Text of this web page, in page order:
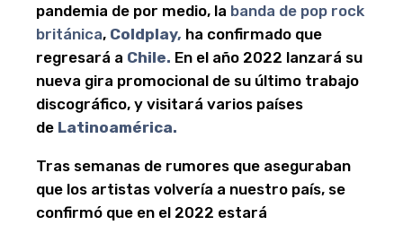
pandemia de por medio, la banda de pop rock
británica, Coldplay, ha confirmado que
regresará a Chile. En el año 2022 lanzará su
nueva gira promocional de su último trabajo
discográfico, y visitará varios países
de Latinoamérica.
Tras semanas de rumores que aseguraban
que los artistas volvería a nuestro país, se
confirmó que en el 2022 estará